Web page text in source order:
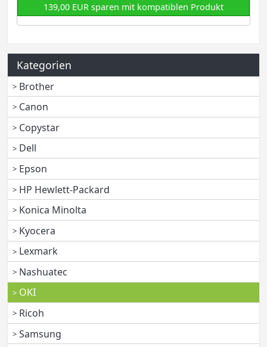
139,00 EUR sparen mit kompatiblen Produkt
Kategorien
Brother
Canon
Copystar
Dell
Epson
HP Hewlett-Packard
Konica Minolta
Kyocera
Lexmark
Nashuatec
OKI
Ricoh
Samsung